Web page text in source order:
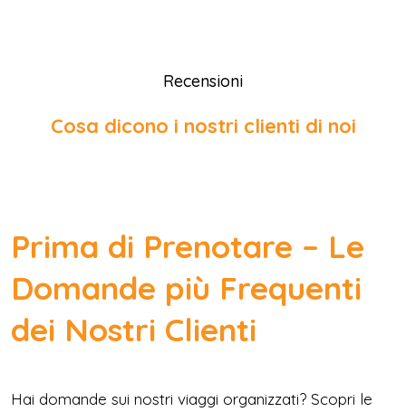
Recensioni
Cosa dicono i nostri clienti di noi
Prima di Prenotare – Le
Domande più Frequenti
dei Nostri Clienti
Hai domande sui nostri viaggi organizzati? Scopri le